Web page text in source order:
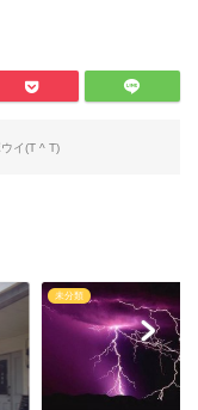
イ(T ^ T)
未分類